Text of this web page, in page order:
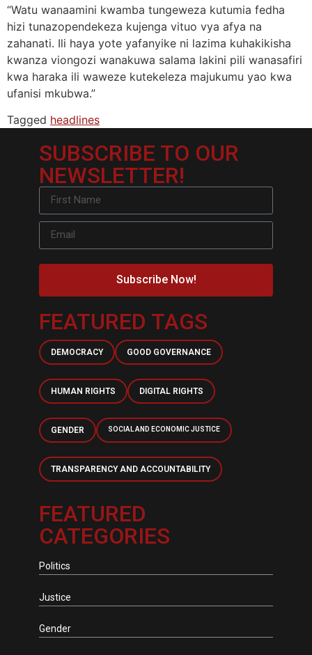
“Watu wanaamini kwamba tungeweza kutumia fedha
hizi tunazopendekeza kujenga vituo vya afya na
zahanati. Ili haya yote yafanyike ni lazima kuhakikisha
kwanza viongozi wanakuwa salama lakini pili wanasafiri
kwa haraka ili waweze kutekeleza majukumu yao kwa
ufanisi mkubwa.”
Tagged headlines
SUBSCRIBE TO OUR
NEWSLETTER!
Subscribe Now!
FEATURED TAGS
DEMOCRACY GOOD GOVERNANCE
HUMAN RIGHTS DIGITAL RIGHTS
GENDER SOCIAL AND ECONOMIC JUSTICE
TRANSPARENCY AND ACCOUNTABILITY
FEATURED
CATEGORIES
Politics
Justice
Gender